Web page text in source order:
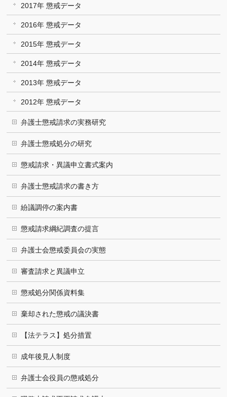
2017年 懲戒データ
2016年 懲戒データ
2015年 懲戒データ
2014年 懲戒データ
2013年 懲戒データ
2012年 懲戒データ
弁護士懲戒請求の実務研究
弁護士懲戒処分の研究
懲戒請求・異議申立書式案内
弁護士懲戒請求の書き方
紛議調停の案内書
懲戒請求綱紀調査の提言
弁護士会懲戒委員会の実態
審査請求と異議申立
懲戒処分関係資料集
棄却された懲戒の議決書
【法テラス】処分措置
成年後見人制度
弁護士会役員の懲戒処分